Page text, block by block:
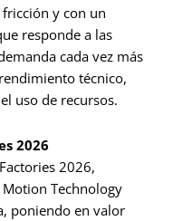
y con un
responde a las
cada vez más
técnico,
uso de recursos.
2026
2026,
Technology
poniendo en valor